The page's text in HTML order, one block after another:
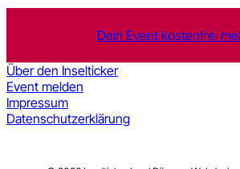
Dein Event kostenfrei
Über den Inselticker
Event melden
Impressum
Datenschutzerklärung